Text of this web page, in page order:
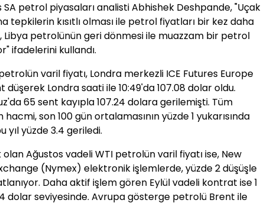
SA petrol piyasaları analisti Abhishek Deshpande, "Uçak
tepkilerin kısıtlı olması ile petrol fiyatları bir kez daha
Libya petrolünün geri dönmesi ile muazzam bir petrol
ifadelerini kullandı.
varil fiyatı, Londra merkezli ICE Futures Europe
düşerek Londra saati ile 10:49'da 107.08 dolar oldu.
65 sent kayıpla 107.24 dolara gerilemişti. Tüm
son 100 gün ortalamasının yüzde 1 yukarısında
yıl yüzde 3.4 geriledi.
olan Ağustos vadeli WTI petrolün varil fiyatı ise, New
(Nymex) elektronik işlemlerde, yüzde 2 düşüşle
Daha aktif işlem gören Eylül vadeli kontrat ise 1
dolar seviyesinde. Avrupa gösterge petrolü Brent ile